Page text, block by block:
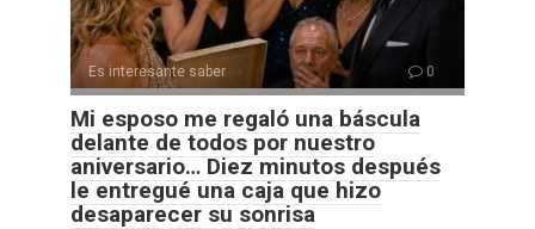
Es interesante saber 0
Mi esposo me regaló una báscula
delante de todos por nuestro
aniversario… Diez minutos después
le entregué una caja que hizo
desaparecer su sonrisa